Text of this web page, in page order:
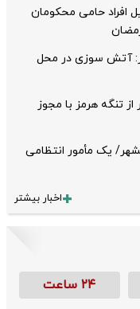
افراد حامی محکومان
آتش سوزی در محل
تنگه هرمز با مجوز
یک مأمور انتظامی
اخبار بیشتر
۲۴ ساعت